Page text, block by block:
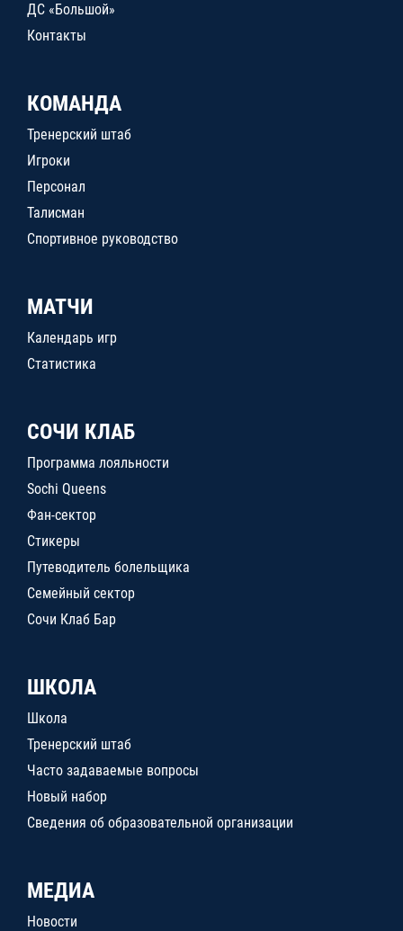
ДС «Большой»
Контакты
КОМАНДА
Тренерский штаб
Игроки
Персонал
Талисман
Спортивное руководство
МАТЧИ
Календарь игр
Статистика
СОЧИ КЛАБ
Программа лояльности
Sochi Queens
Фан-сектор
Стикеры
Путеводитель болельщика
Семейный сектор
Сочи Клаб Бар
ШКОЛА
Школа
Тренерский штаб
Часто задаваемые вопросы
Новый набор
Сведения об образовательной организации
МЕДИА
Новости